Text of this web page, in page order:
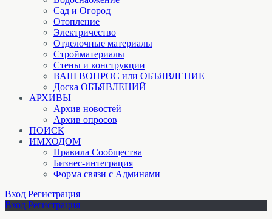
Сад и Огород
Отопление
Электричество
Отделочные материалы
Стройматериалы
Стены и конструкции
ВАШ ВОПРОС или ОБЪЯВЛЕНИЕ
Доска ОБЪЯВЛЕНИЙ
АРХИВЫ
Архив новостей
Архив опросов
ПОИСК
ИМХОДОМ
Правила Сообщества
Бизнес-интеграция
Форма связи с Админами
Вход Регистрация
Вход Регистрация